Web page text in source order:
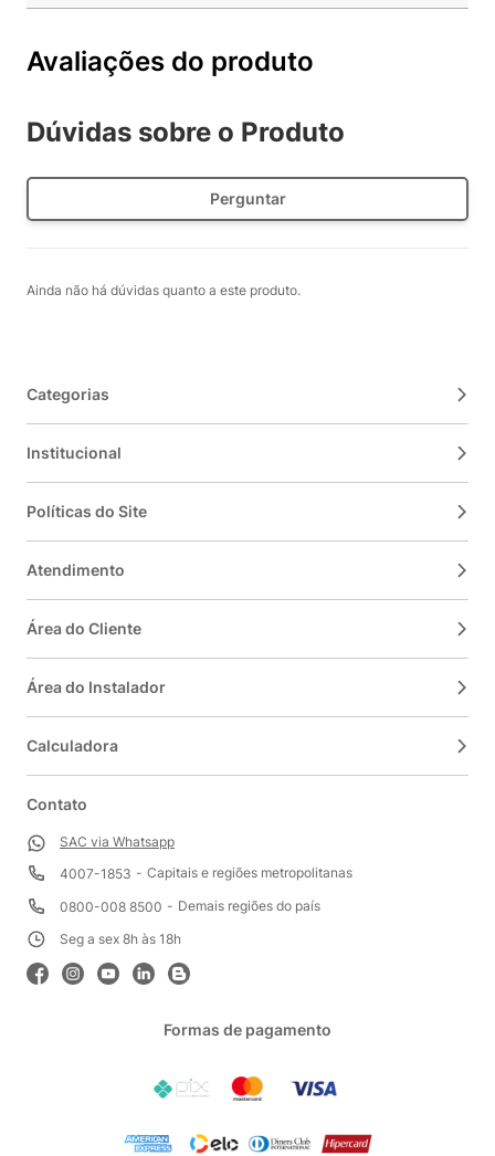
Avaliações do produto
Dúvidas sobre o Produto
Perguntar
Ainda não há dúvidas quanto a este produto.
Categorias
Institucional
Políticas do Site
Atendimento
Área do Cliente
Área do Instalador
Calculadora
Contato
SAC via Whatsapp
4007-1853
Capitais e regiões metropolitanas
0800-008 8500
Demais regiões do país
Seg a sex 8h às 18h
Formas de pagamento